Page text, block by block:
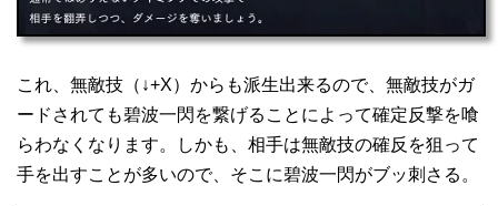
これ、無敵技（↓+X）からも派生出来るので、無敵技がガ
ードされても碧波一閃を繋げることによって確定反撃を喰
らわなくなります。しかも、相手は無敵技の確反を狙って
手を出すことが多いので、そこに碧波一閃がブッ刺さる。